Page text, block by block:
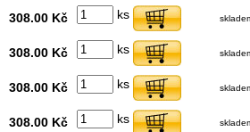
308.00 Kč ks
308.00 Kč ks
308.00 Kč ks
308.00 Kč ks